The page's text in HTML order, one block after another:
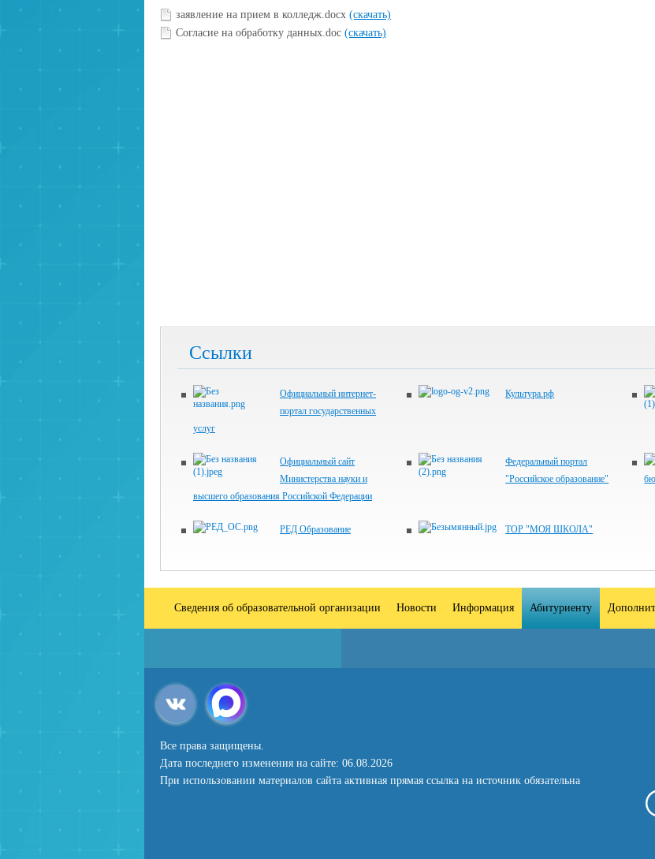
заявление на прием в колледж.docx (скачать)
Согласие на обработку данных.doc (скачать)
Ссылки
Официальный интернет-
портал государственных
услуг
Культура.рф
Официальный сайт
Министерства науки и
высшего образования Российской Федерации
Федеральный портал
"Российское образование"
РЕД Образование ТОР "МОЯ ШКОЛА"
Сведения об образовательной организации Новости Информация Абитуриенту
Все права защищены.
Дата последнего изменения на сайте: 06.08.2026
При использовании материалов сайта активная прямая ссылка на источник обязательна